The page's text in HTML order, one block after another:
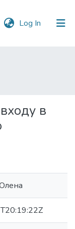
Log In (current)
в